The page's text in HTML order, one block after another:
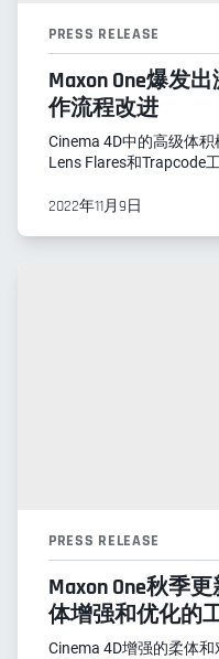
PRESS RELEASE
Maxon One爆发
作流程改进
Cinema 4D中的高级体
Lens Flares和Trapcode
2022年11月9日
PRESS RELEASE
Maxon One秋季
体增强和优化的
Cinema 4D增强的柔体